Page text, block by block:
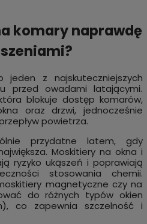
komary naprawdę
z najskuteczniejszych
przed owadami latającymi.
blokuje dostęp komarów,
oraz drzwi, jednocześnie
powietrza.
przydatne latem, gdy
Moskitiery na okna i
ryzyko ukąszeń i poprawiają
stosowania chemii.
magnetyczne czy na
do różnych typów okien
co zapewnia szczelność i